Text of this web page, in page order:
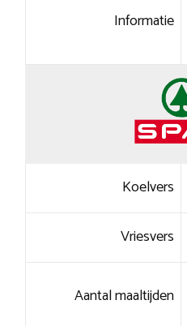
Informatie
Koelvers
Vriesvers
Aantal maaltijden